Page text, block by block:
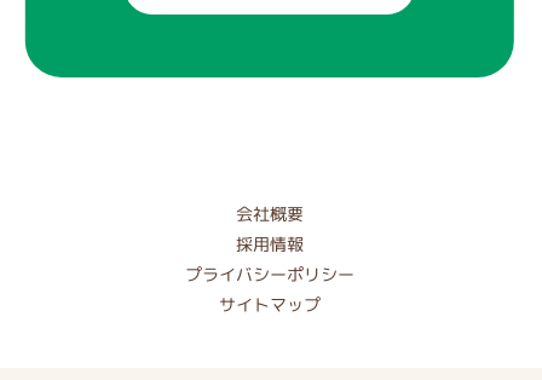
会社概要
採用情報
プライバシーポリシー
サイトマップ